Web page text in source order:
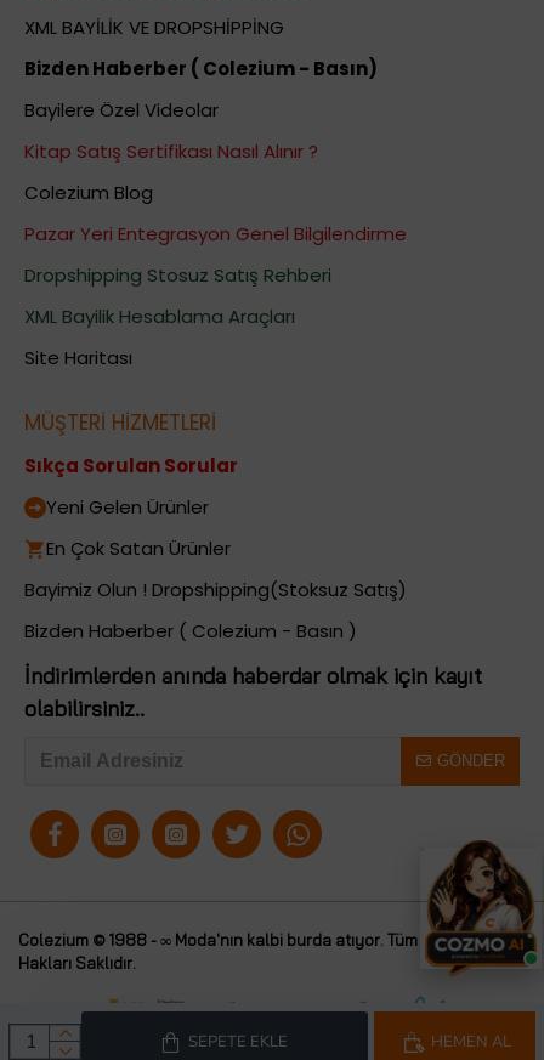
SEPETE EKLE HEMEN AL
XML BAYİLİK VE DROPSHİPPİNG
Bizden Haberber ( Colezium - Basın)
Bayilere Özel Videolar
Kitap Satış Sertifikası Nasıl Alınır ?
Colezium Blog
Pazar Yeri Entegrasyon Genel Bilgilendirme
Dropshipping Stosuz Satış Rehberi
XML Bayilik Hesablama Araçları
Site Haritası
MÜŞTERİ HİZMETLERİ
Sıkça Sorulan Sorular
Yeni Gelen Ürünler
En Çok Satan Ürünler
Bayimiz Olun ! Dropshipping(Stoksuz Satış)
Bizden Haberber ( Colezium - Basın )
İndirimlerden anında haberdar olmak için kayıt
olabilirsiniz..
GÖNDER
Colezium © 1988 - ∞ Moda'nın kalbi burda atıyor. Tüm
Hakları Saklıdır.
Colezium